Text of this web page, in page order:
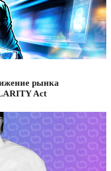
рынка
Act